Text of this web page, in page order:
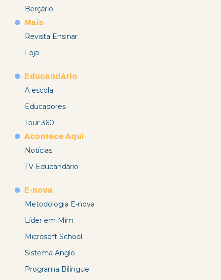
Berçário
Mais
Revista Ensinar
Loja
Educandário
A escola
Educadores
Tour 360
Acontece Aqui
Notícias
TV Educandário
E-nova
Metodologia E-nova
Líder em Mim
Microsoft School
Sistema Anglo
Programa Bilíngue